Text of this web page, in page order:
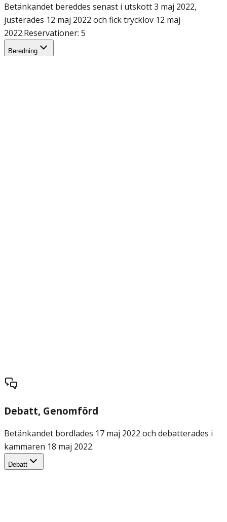
Betänkandet bereddes senast i utskott 3 maj 2022,
justerades 12 maj 2022 och fick trycklov 12 maj
2022.Reservationer: 5
Beredning
Debatt, Genomförd
Betänkandet bordlades 17 maj 2022 och debatterades i
kammaren 18 maj 2022.
Debatt